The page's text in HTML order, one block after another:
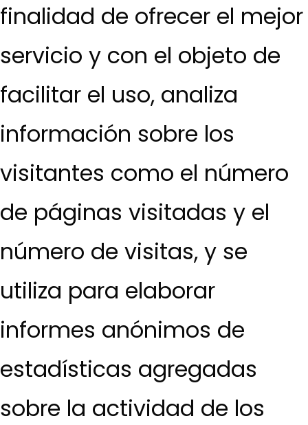
finalidad de ofrecer el mejor
servicio y con el objeto de
facilitar el uso, analiza
información sobre los
visitantes como el número
de páginas visitadas y el
número de visitas, y se
utiliza para elaborar
informes anónimos de
estadísticas agregadas
sobre la actividad de los